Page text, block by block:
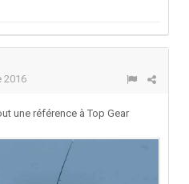
2016
une référence à Top Gear